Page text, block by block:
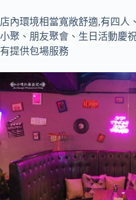
店內環境相當寬敞舒適,有四人
小聚、朋友聚會、生日活動慶
有提供包場服務